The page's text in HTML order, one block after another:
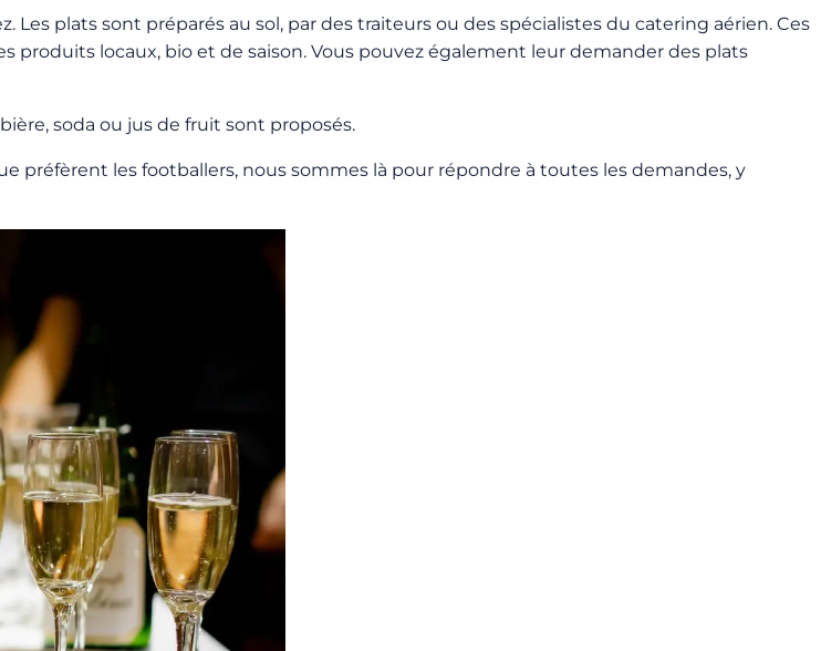
plats sont préparés au sol, par des traiteurs ou des spécialistes du catering aérien. Ces
locaux, bio et de saison. Vous pouvez également leur demander des plats
soda ou jus de fruit sont proposés.
préfèrent les footballers, nous sommes là pour répondre à toutes les demandes, y